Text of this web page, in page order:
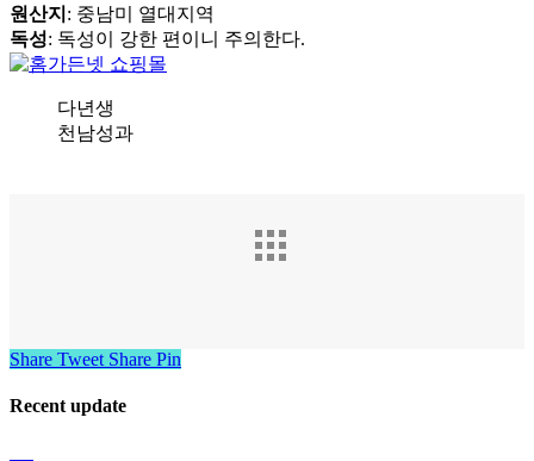
원산지 : 중남미 열대지역
독성: 독성이 강한 편이니 주의한다.
다년생
천남성과
Share Tweet Share Pin
Recent update